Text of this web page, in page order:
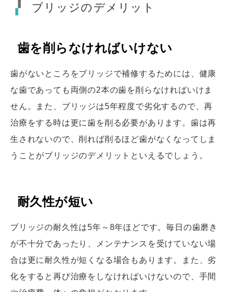
ブリッジのデメリット
歯を削らなければいけない
歯がないところをブリッジで補修するためには、健康
な歯であっても両側の2本の歯を削らなければいけま
せん。また、ブリッジは5年程度で劣化するので、再
治療をする時は更に歯を削る必要があります。歯は再
生されないので、削れば削るほど歯がなくなってしま
うことがブリッジのデメリットといえるでしょう。
耐久性が短い
ブリッジの耐久性は5年～8年ほどです。毎日の歯磨き
が不十分であったり、メンテナンスを受けていない場
合は更に耐久性が短くなる場合もあります。また、劣
化をすると再び治療をしなければいけないので、手間